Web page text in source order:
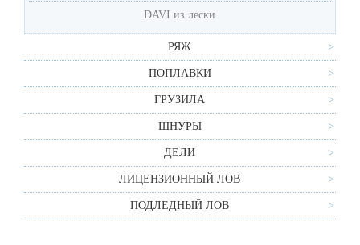
DAVI из лески
РЯЖ
ПОПЛАВКИ
ГРУЗИЛА
ШНУРЫ
ДЕЛИ
ЛИЦЕНЗИОННЫЙ ЛОВ
ПОДЛЕДНЫЙ ЛОВ